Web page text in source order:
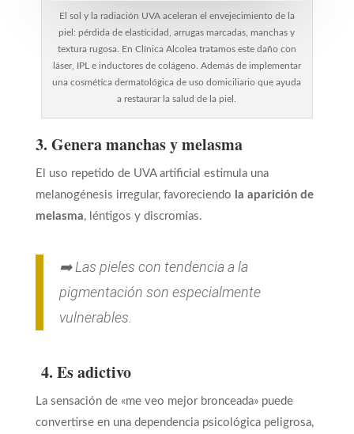
El sol y la radiación UVA aceleran el envejecimiento de la
piel: pérdida de elasticidad, arrugas marcadas, manchas y
textura rugosa. En Clínica Alcolea tratamos este daño con
láser, IPL e inductores de colágeno. Además de implementar
una cosmética dermatológica de uso domiciliario que ayuda
a restaurar la salud de la piel.
3. Genera manchas y melasma
El uso repetido de UVA artificial estimula una
melanogénesis irregular, favoreciendo la aparición de
melasma, léntigos y discromías.
➡️ Las pieles con tendencia a la
pigmentación son especialmente
vulnerables.
4. Es adictivo
La sensación de «me veo mejor bronceada» puede
convertirse en una dependencia psicológica peligrosa,